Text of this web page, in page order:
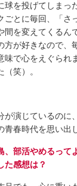
を投げてしまっ
とに毎回、「さ
を変えてくるん
方が好きなので、
で心をえぐられ
笑）。
演じているのに
春時代を思い出
、部活やめるっ
た感想は？